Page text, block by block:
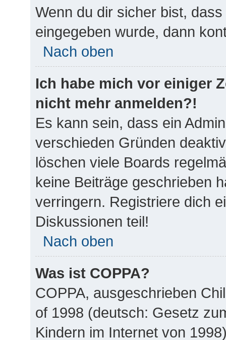
Wenn du dir sicher bist,
eingegeben wurde, dann
Nach oben
Ich habe mich vor einiger
nicht mehr anmelden?!
Es kann sein, dass ein
verschieden Gründen
löschen viele Boards
keine Beiträge geschrieben
verringern. Registriere dich
Diskussionen teil!
Nach oben
Was ist COPPA?
COPPA, ausgeschrieben
of 1998 (deutsch: Gesetz
Kindern im Internet von